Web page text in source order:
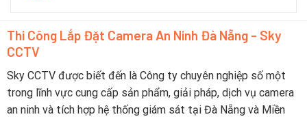
trực
tiếp
thoại
pin
dưới
2
tiếng
Thi Công Lắp Đặt Camera An Ninh Đà Nẵng - Sky
CCTV
Sky CCTV được biết đến là Công ty chuyên nghiệp số một
trong lĩnh vực cung cấp sản phẩm, giải pháp, dịch vụ camera
an ninh và tích hợp hệ thống giám sát tại Đà Nẵng và Miền